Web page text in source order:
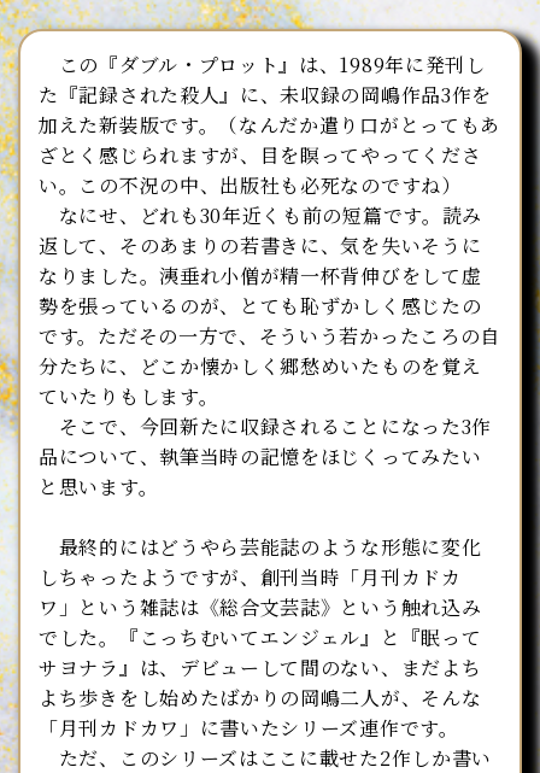
この『ダブル・プロット』は、1989年に発刊し
た『記録された殺人』に、未収録の岡嶋作品3作を
加えた新装版です。（なんだか遣り口がとってもあ
ざとく感じられますが、目を瞑ってやってくださ
い。この不況の中、出版社も必死なのですね）
なにせ、どれも30年近くも前の短篇です。読み
返して、そのあまりの若書きに、気を失いそうに
なりました。洟垂れ小僧が精一杯背伸びをして虚
勢を張っているのが、とても恥ずかしく感じたの
です。ただその一方で、そういう若かったころの自
分たちに、どこか懐かしく郷愁めいたものを覚え
ていたりもします。
そこで、今回新たに収録されることになった3作
品について、執筆当時の記憶をほじくってみたい
と思います。
最終的にはどうやら芸能誌のような形態に変化
しちゃったようですが、創刊当時「月刊カドカ
ワ」という雑誌は《総合文芸誌》という触れ込み
でした。『こっちむいてエンジェル』と『眠って
サヨナラ』は、デビューして間のない、まだよち
よち歩きをし始めたばかりの岡嶋二人が、そんな
「月刊カドカワ」に書いたシリーズ連作です。
ただ、このシリーズはここに載せた2作しか書い